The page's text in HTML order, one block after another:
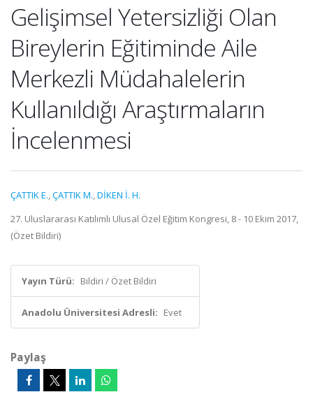
Gelişimsel Yetersizliği Olan
Bireylerin Eğitiminde Aile
Merkezli Müdahalelerin
Kullanıldığı Araştırmaların
İncelenmesi
ÇATTIK E.,ÇATTIK M.,DİKEN İ. H.
27. Uluslararası Katılımlı Ulusal Özel Eğitim Kongresi, 8 - 10 Ekim 2017,
(Özet Bildiri)
Yayın Türü: Bildiri / Özet Bildiri
Anadolu Üniversitesi Adresli: Evet
Paylaş